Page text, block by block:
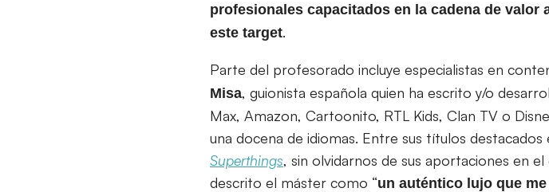
profesionales capacitados en la cadena de
este target.
Parte del profesorado incluye especialistas en
Misa, guionista española quien ha escrito y/o
Max, Amazon, Cartoonito, RTL Kids, Clan TV o
una docena de idiomas. Entre sus títulos destacados
Superthings, sin olvidarnos de sus aportaciones en
descrito el máster como “un auténtico lujo que